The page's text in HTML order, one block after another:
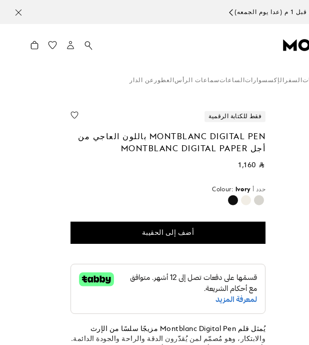
السفر الإكسسوارات الساعاتسماعات الرأس العطور عن الدار
فقط للكتابة الرقمية
MONTBLANC DIGITAL PEN باللون العاجي من
أجل MONTBLANC DIGITAL PAPER
⃁ 1,160
حدد أ Colour: Ivory
محدد
أضف إلى الحقيبة
يُمثل قلم Montblanc Digital Pen مزيجًا سلسًا من الإرث
والابتكار، وهو مُصمّم لمن يُقدّرون الدقة والراحة والجودة الدائمة.